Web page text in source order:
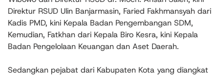
Direktur RSUD Ulin Banjarmasin, Faried Fakhmansyah dari
Kadis PMD, kini Kepala Badan Pengembangan SDM,
Kemudian, Fatkhan dari Kepala Biro Kesra, kini Kepala
Badan Pengelolaan Keuangan dan Aset Daerah.
Sedangkan pejabat dari Kabupaten Kota yang diangkat